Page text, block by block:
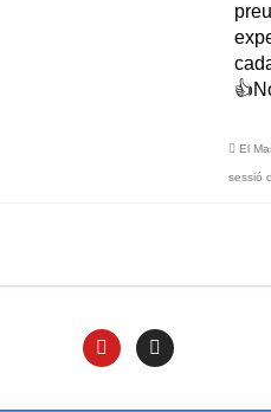
El
sessió